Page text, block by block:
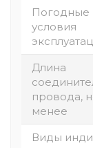
Погодные
условия
Длина
провода,
менее
Виды